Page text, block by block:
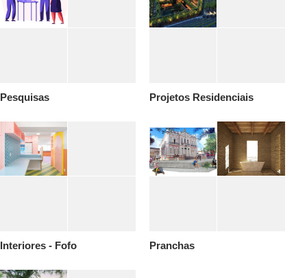
Pesquisas Projetos Residenciais
Interiores - Fofo Pranchas